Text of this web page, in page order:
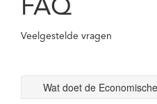
FAQ
Veelgestelde vragen
Wat doet de